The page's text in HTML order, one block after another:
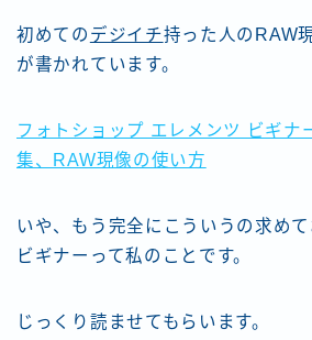
初めての デジイチ持った人のRAW
が書かれています。
フォトショップ エレメンツ ビギナ
集、RAW現像の使い方
いや、もう完全にこういうの求めて
ビギナーって私のことです。
じっくり読ませてもらいます。